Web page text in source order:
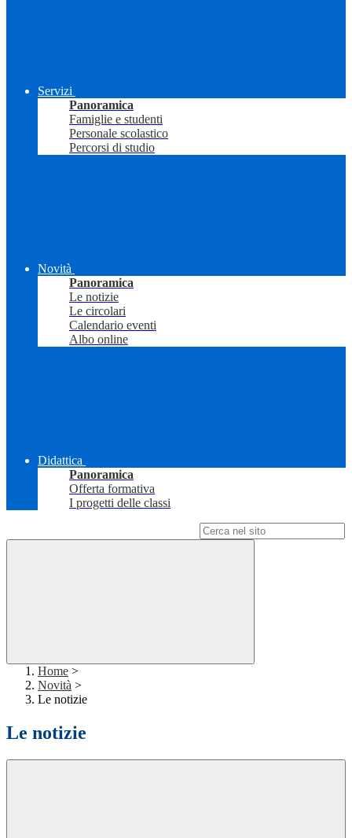
Servizi
Panoramica
Famiglie e studenti
Personale scolastico
Percorsi di studio
Novità
Panoramica
Le notizie
Le circolari
Calendario eventi
Albo online
Didattica
Panoramica
Offerta formativa
I progetti delle classi
Home >
Novità >
Le notizie
Le notizie